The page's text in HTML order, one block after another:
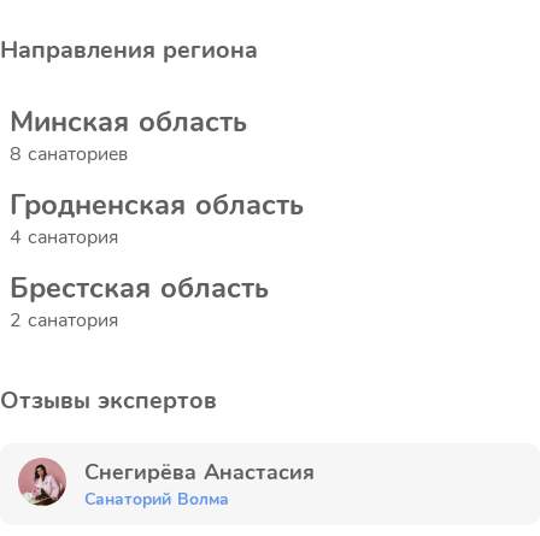
Направления региона
Минская область
8 санаториев
Гродненская область
4 санатория
Брестская область
2 санатория
Отзывы экспертов
Снегирёва Анастасия
Санаторий Волма